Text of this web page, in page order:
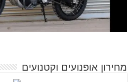
מחירון אופנועים וקטנועים